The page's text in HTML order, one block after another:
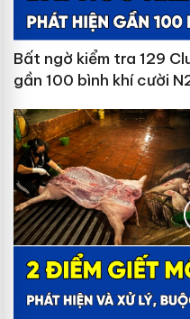
Bất ngờ kiểm tra 129
gần 100 bình khí cười